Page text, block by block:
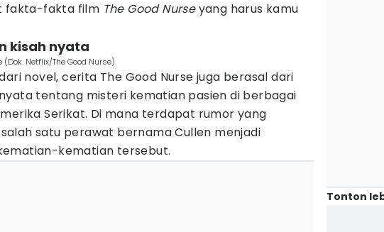
fakta-fakta film The Good Nurseyang harus kamu
kisah nyata
(Dok. Netflix/The Good Nurse)
novel, cerita The Good Nurse juga berasal dari
tentang misteri kematian pasien di berbagai
Serikat. Di mana terdapat rumor yang
satu perawat bernama Cullen menjadi
kematian tersebut.
Tonton